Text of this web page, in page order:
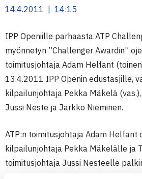
14.4.2011 | 14:15
IPP Openiille parhaasta ATP
myönnetyn ”Challenger Awardin”
toimitusjohtaja Adam Helfant
13.4.2011 IPP Openin edustasjille,
kilpailunjohtaja Pekka Mäkelä
Jussi Neste ja Jarkko Nieminen.
ATP:n toimitusjohtaja Adam Helfant
kilpailunjohtaja Pekka Mäkelälle ja
toimitusjohtaja Jussi Nesteelle